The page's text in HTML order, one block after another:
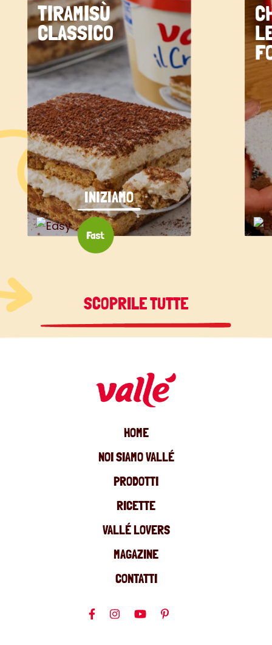
TIRAMISÙ
CLASSICO
INIZIAMO
SCOPRILE TUTTE
HOME
NOI SIAMO VALLÉ
PRODOTTI
RICETTE
VALLÉ LOVERS
MAGAZINE
CONTATTI